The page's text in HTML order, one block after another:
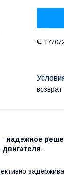
надежное
двигателя.